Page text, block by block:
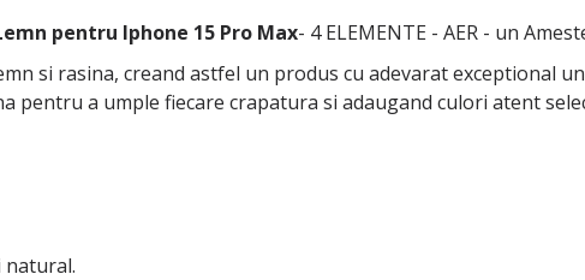
pentru Iphone 15 Pro Max- 4 ELEMENTE - AER - un
si rasina, creand astfel un produs cu adevarat exceptional
pentru a umple fiecare crapatura si adaugand culori atent
natural.